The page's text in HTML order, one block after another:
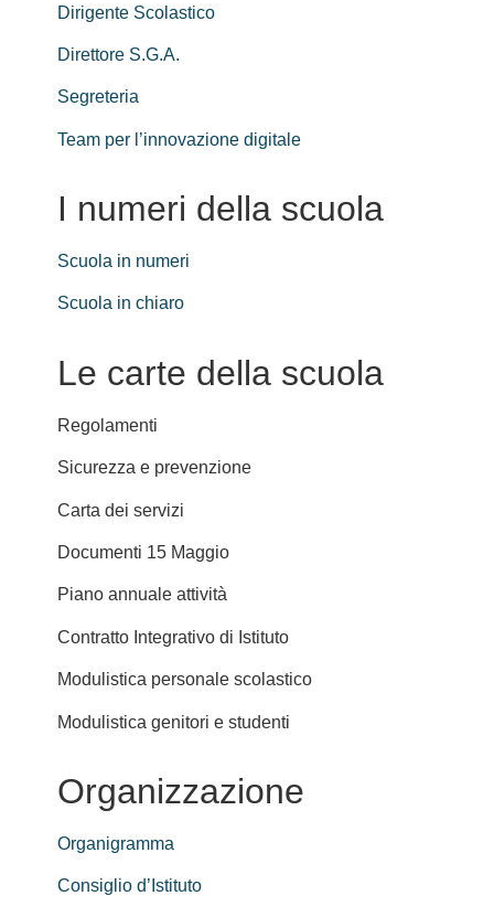
Dirigente Scolastico
Direttore S.G.A.
Segreteria
Team per l’innovazione digitale
I numeri della scuola
Scuola in numeri
Scuola in chiaro
Le carte della scuola
Regolamenti
Sicurezza e prevenzione
Carta dei servizi
Documenti 15 Maggio
Piano annuale attività
Contratto Integrativo di Istituto
Modulistica personale scolastico
Modulistica genitori e studenti
Organizzazione
Organigramma
Consiglio d’Istituto